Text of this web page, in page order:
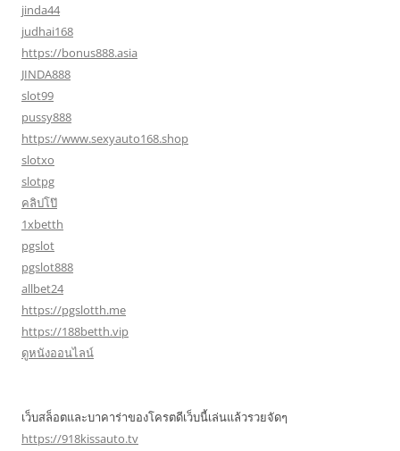
jinda44
judhai168
https://bonus888.asia
JINDA888
slot99
pussy888
https://www.sexyauto168.shop
slotxo
slotpg
คลิปโป๊
1xbetth
pgslot
pgslot888
allbet24
https://pgslotth.me
https://188betth.vip
ดูหนังออนไลน์
เว็บสล็อตและบาคาร่าของโครตดีเว็บนี้เล่นแล้วรวยจัดๆ
https://918kissauto.tv